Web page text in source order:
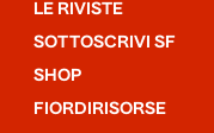
LE RIVISTE
SOTTOSCRIVI SF
SHOP
FIORDIRISORSE